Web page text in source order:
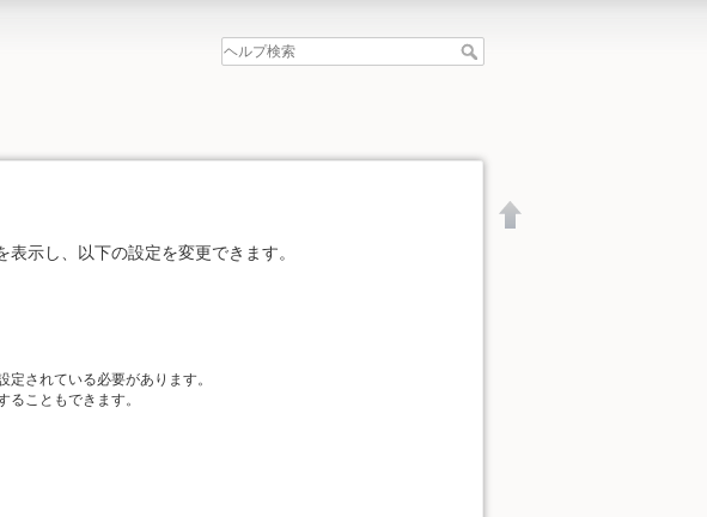
示し、以下の設定を変更できます。
されている必要があります。
こともできます。